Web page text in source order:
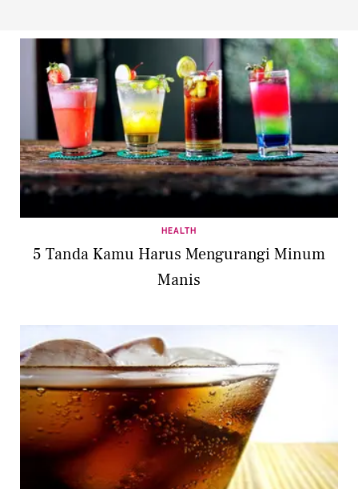
HEALTH
5 Tanda Kamu Harus Mengurangi Minum
Manis